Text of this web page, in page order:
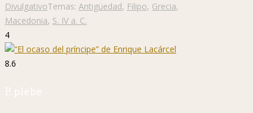
DivulgativoTemas: Antigüedad, Filipo, Grecia,
Macedonia, S. IV a. C.
4
8.6
P. plebe